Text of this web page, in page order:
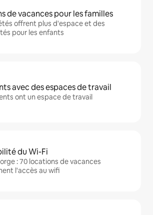
de vacances pour les familles
offrent plus d'espace et des
pour les enfants
avec des espaces de travail
ont un espace de travail
du Wi-Fi
: 70 locations de vacances
l'accès au wifi